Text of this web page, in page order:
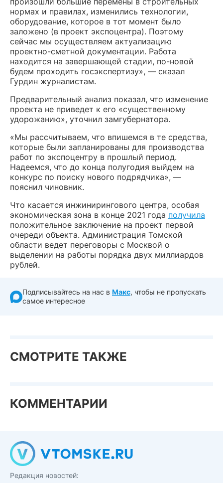
нормах и правилах, изменились технологии,
оборудование, которое в тот момент было
заложено (в проект экспоцентра). Поэтому
сейчас мы осуществляем актуализацию
проектно-сметной документации. Работа
находится на завершающей стадии, по-новой
будем проходить госэкспертизу», — сказал
Гурдин журналистам.
Предварительный анализ показал, что изменение
проекта не приведет к его «существенному
удорожанию», уточнил замгубернатора.
«Мы рассчитываем, что впишемся в те средства,
которые были запланированы для производства
работ по экспоцентру в прошлый период.
Надеемся, что до конца полугодия выйдем на
конкурс по поиску нового подрядчика», —
пояснил чиновник.
Что касается инжинирингового центра, особая
экономическая зона в конце 2021 года получила
положительное заключение на проект первой
очереди объекта. Администрация Томской
области ведет переговоры с Москвой о
выделении на работы порядка двух миллиардов
рублей.
Подписывайтесь на нас в Макс, чтобы не пропускать
самое интересное
СМОТРИТЕ ТАКЖЕ
КОММЕНТАРИИ
Редакция новостей: